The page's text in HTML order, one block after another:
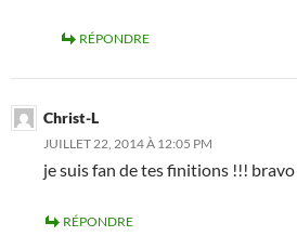
RÉPONDRE
Christ-L
JUILLET 22, 2014 À 12:05 PM
je suis fan de tes finitions !!! bravo
RÉPONDRE